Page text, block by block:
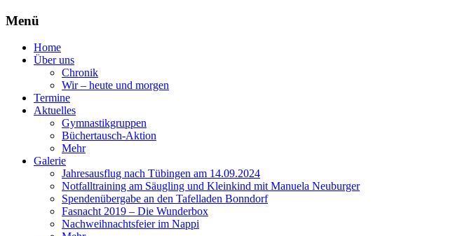
Menü
Zum
Inhalt
Home
Über uns
Chronik
Wir – heute und morgen
Termine
Aktuelles
Gymnastikgruppen
Büchertausch-Aktion
Mehr
Galerie
Jahresausflug nach Tübingen am 14.09.2024
Notfalltraining am Säugling und Kleinkind mit Manuela Neuburger
Spendenübergabe an den Tafelladen Bonndorf
Fasnacht 2019 – Die Wunderbox
Nachweihnachtsfeier im Nappi